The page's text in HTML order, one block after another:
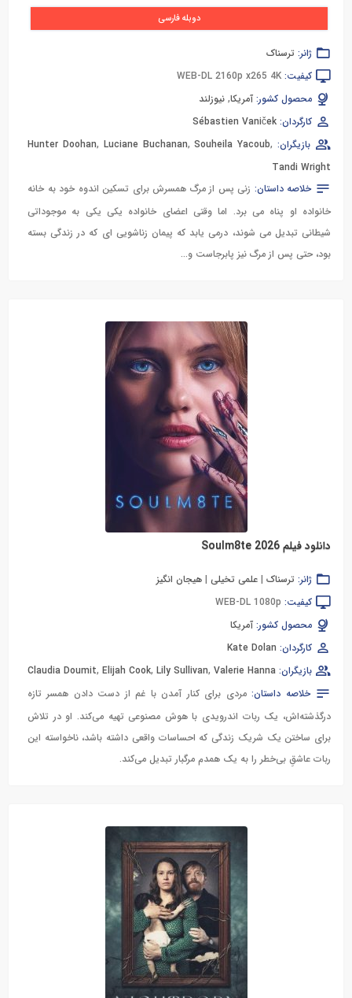
دوبله فارسی
ژانر: ترسناک
کیفیت: WEB-DL 2160p x265 4K
محصول کشور: آمریکا, نیوزلند
کارگردان: Sébastien Vaniček
بازیگران:
Hunter Doohan, Luciane Buchanan,Souheila Yacoub,
Tandi Wright
خلاصه داستان: زنی پس از مرگ همسرش برای تسکین اندوه خود به خانه
خانواده او پناه می برد. اما وقتی اعضای خانواده یکی یکی به موجوداتی
شیطانی تبدیل می شوند، درمی یابد که پیمان زناشویی ای که در زندگی بسته
بود، حتی پس از مرگ نیز پابرجاست و...
دانلود فیلم Soulm8te 2026
ژانر: ترسناک | علمی تخیلی | هیجان انگیز
کیفیت: WEB-DL 1080p
محصول کشور: آمریکا
کارگردان: Kate Dolan
بازیگران:
Claudia Doumit, Elijah Cook, Lily Sullivan, Valerie Hanna
خلاصه داستان:مردی برای کنار آمدن با غم از دست دادن همسر تازه
درگذشته‌اش، یک ربات اندرویدی با هوش مصنوعی تهیه می‌کند. او در تلاش
برای ساختن یک شریک زندگی که احساسات واقعی داشته باشد، ناخواسته این
ربات عاشقِ بی‌خطر را به یک همدم مرگبار تبدیل می‌کند.